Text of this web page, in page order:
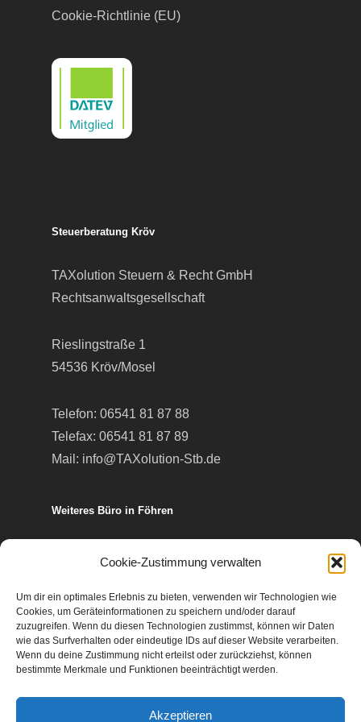
Cookie-Zustimmung verwalten
Um dir ein optimales Erlebnis zu bieten, verwenden wir Technologien wie
Cookies, um Geräteinformationen zu speichern und/oder darauf
zuzugreifen. Wenn du diesen Technologien zustimmst, können wir Daten
wie das Surfverhalten oder eindeutige IDs auf dieser Website verarbeiten.
Wenn du deine Zustimmung nicht erteilst oder zurückziehst, können
bestimmte Merkmale und Funktionen beeinträchtigt werden.
Akzeptieren
Cookie-Richtlinie (EU)
Steuerberatung Kröv
TAXolution Steuern & Recht GmbH
Rechtsanwaltsgesellschaft
Rieslingstraße 1
54536 Kröv/Mosel
Telefon: 06541 81 87 88
Telefax: 06541 81 87 89
Mail: info@TAXolution-Stb.de
Weiteres Büro in Föhren
Telefon: 06502 99 95 80
Telefax: 06502 99 95 899
Mail:info@TAXolution-Stb.de